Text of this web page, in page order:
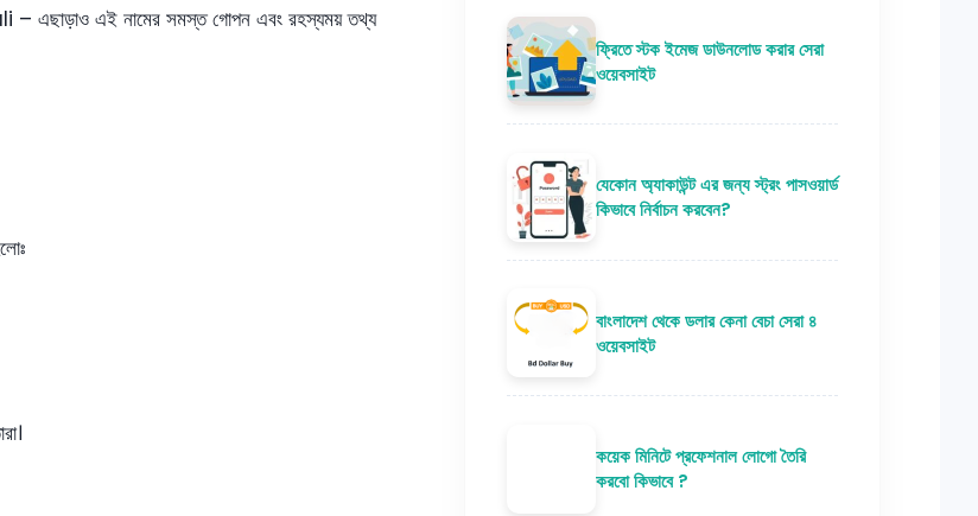
এই নামের সমস্ত গোপন এবং রহস্যময় তথ্য
ফ্রিতে স্টক ইমেজ ডাউনলোড করার সেরা
ওয়েবসাইট
যেকোন অ্যাকাউন্ট এর জন্য স্ট্রং পাসওয়ার্ড
কিভাবে নির্বাচন করবেন?
বাংলাদেশ থেকে ডলার কেনা বেচা সেরা ৪
ওয়েবসাইট
কয়েক মিনিটে প্রফেশনাল লোগো তৈরি
করবো কিভাবে ?